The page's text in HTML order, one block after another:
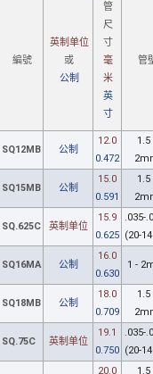
編號
英制单位
或
公制
管
尺
寸
毫
米
英
寸
管
SQ12MB 公制
12.0
0.472
1.5
SQ15MB 公制
15.0
0.591
1.5
SQ.625C 英制单位
15.9
0.625
.035-
(20-
SQ16MA 公制
16.0
0.630
1 -
SQ18MB 公制
18.0
0.709
1.5
SQ.75C 英制单位
19.1
0.750
.035-
(20-
20.0
1.5